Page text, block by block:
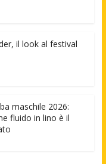
il look al festival
maschile 2026:
fluido in lino è il